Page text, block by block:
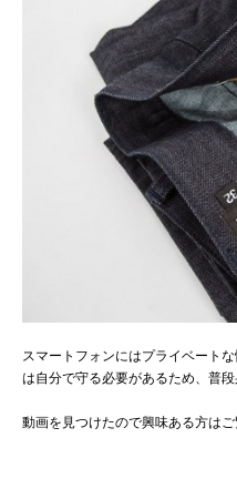
スマートフォンにはプライベート
は自分で守る必要があるため、普
動画を見つけたので興味ある方はご